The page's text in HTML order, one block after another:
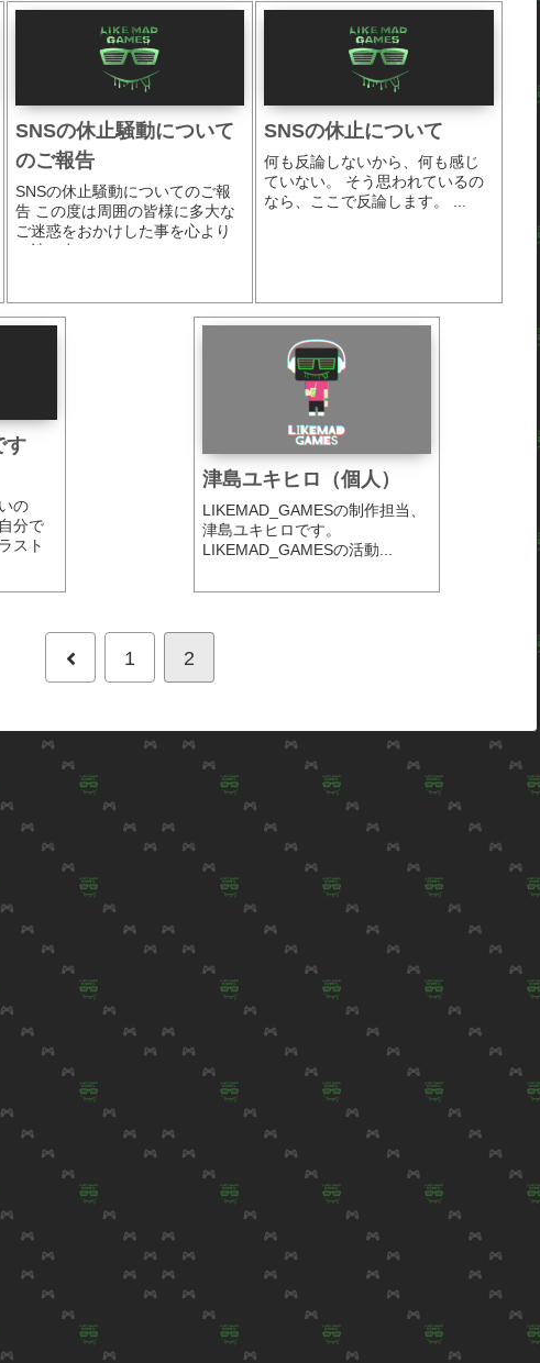
SNSの休止騒動について
のご報告
SNSの休止騒動についてのご報
告 この度は周囲の皆様に多大な
ご迷惑をおかけした事を心より
お詫び申し...
SNSの休止について
何も反論しないから、何も感じ
ていない。 そう思われているの
なら、ここで反論します。 ...
す
の
分で
スト
津島ユキヒロ（個人）
LIKEMAD_GAMESの制作担当、
津島ユキヒロです。
LIKEMAD_GAMESの活動...
1 2